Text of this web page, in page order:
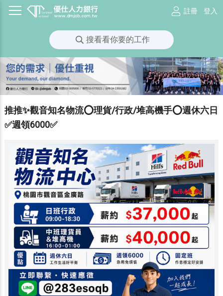
註冊 登入
搜看看你要的工作
推推✨觀音知名物流⭕理貨/行政/堆高機手⭕週休六日
✅週領6000✅